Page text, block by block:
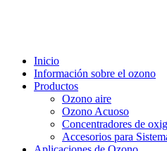
Inicio
Información sobre el ozono
Productos
Ozono aire
Ozono Acuoso
Concentradores de
Accesorios para